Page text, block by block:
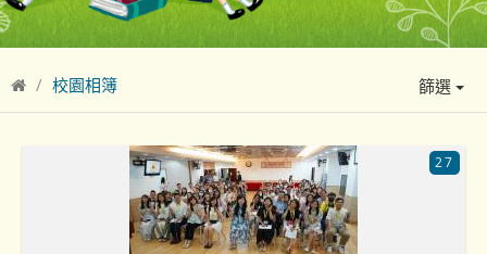
校園相簿 篩選
27